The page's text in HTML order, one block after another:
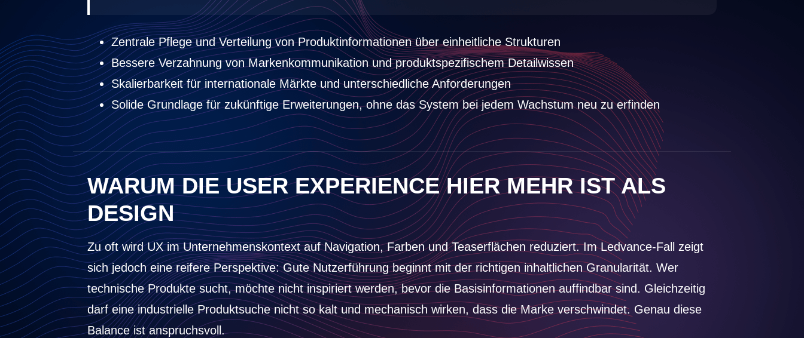
Zentrale Pflege und Verteilung von Produktinformationen über einheitliche Strukturen
Bessere Verzahnung von Markenkommunikation und produktspezifischem Detailwissen
Skalierbarkeit für internationale Märkte und unterschiedliche Anforderungen
Solide Grundlage für zukünftige Erweiterungen, ohne das System bei jedem Wachstum neu zu erfinden
WARUM DIE USER EXPERIENCE HIER MEHR IST ALS
DESIGN
Zu oft wird UX im Unternehmenskontext auf Navigation, Farben und Teaserflächen reduziert. Im Ledvance-Fall zeigt
sich jedoch eine reifere Perspektive: Gute Nutzerführung beginnt mit der richtigen inhaltlichen Granularität. Wer
technische Produkte sucht, möchte nicht inspiriert werden, bevor die Basisinformationen auffindbar sind. Gleichzeitig
darf eine industrielle Produktsuche nicht so kalt und mechanisch wirken, dass die Marke verschwindet. Genau diese
Balance ist anspruchsvoll.